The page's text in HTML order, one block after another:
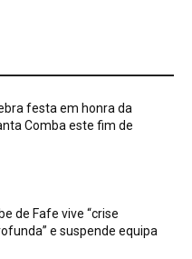
festa em honra da
Comba este fim de
de Fafe vive “crise
e suspende equipa